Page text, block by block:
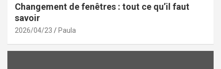
Changement de fenêtres : tout ce qu’il faut
savoir
2026/04/23 Paula